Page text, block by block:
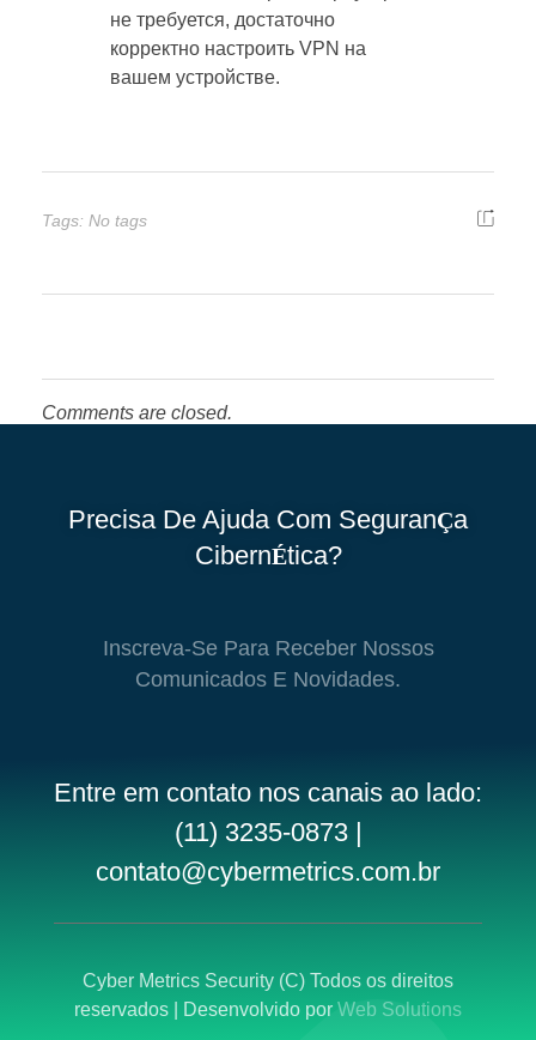
не требуется, достаточно
корректно настроить VPN на
вашем устройстве.
Tags: No tags
Comments are closed.
Precisa De Ajuda Com SeguranÇA
CibernÉTica?
Inscreva-Se Para Receber Nossos
Comunicados E Novidades.
Entre em contato nos canais ao lado:
(11) 3235-0873 |
contato@cybermetrics.com.br
Cyber Metrics Security (C) Todos os direitos
reservados | Desenvolvido por Web Solutions